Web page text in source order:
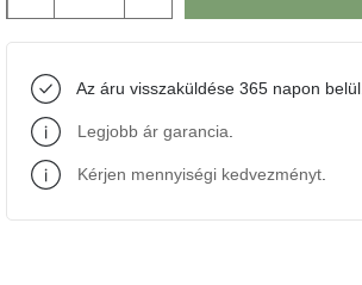
Tenzo
Ame
Yens
Szezonális
Az áru visszaküldése 365 napon belül.
Legjobb ár garancia
Kérjen mennyiségi kedvezményt